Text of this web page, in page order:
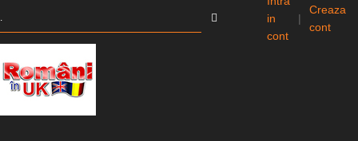
in
cont
|
Creaza
cont